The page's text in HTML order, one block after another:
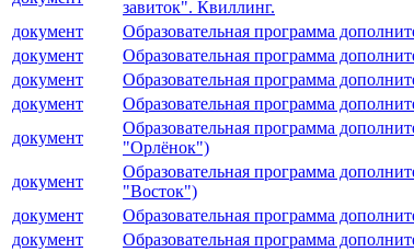
завиток". Квиллинг.
документ
Образовательная программа
документ
Образовательная программа
документ
Образовательная программа
документ
Образовательная программа
документ
Образовательная программа
"Орлёнок")
документ
Образовательная программа
"Восток")
документ
Образовательная программа
документ
Образовательная программа